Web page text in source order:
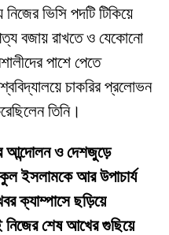
ভিসি পদটি টিকিয়ে
বজায় রাখতে ও যেকোনো
পাশে পেতে
চাকরির প্রলোভন
তিনি।
আন্দোলন ও দেশজুড়ে
ইসলামকে আর উপাচার্য
ক্যাম্পাসে ছড়িয়ে
শেষ আখের গুছিয়ে